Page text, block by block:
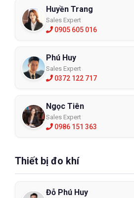
Huyền Trang
Sales Expert
0905 605 016
Phú Huy
Sales Expert
0372 122 717
Ngọc Tiên
Sales Expert
0986 151 363
Thiết bị đo khí
Đỗ Phú Huy